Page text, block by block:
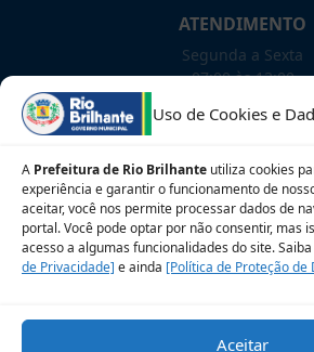
Uso de Cookies e
A Prefeitura de Rio Brilhante utiliza cookies
experiência e garantir o funcionamento de
aceitar, você nos permite processar dados de
portal. Você pode optar por não consentir, mas
acesso a algumas funcionalidades do site.
de Privacidade] e ainda [Política de Proteção de
Aceitar
ATENDIMENTO
Segunda a Sexta
07:00 às 13:00
NOSSAS REDES!
Siga para
Sobre a LGPD
Perguntas